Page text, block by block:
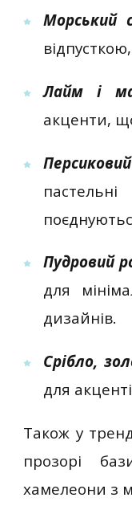
Морський
Лайм і
акценти,
Пудровий
для
дизайнів.
Срібло,
для
Також у
прозорі
хамелеони з